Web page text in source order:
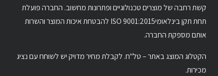
קשת רחבה של מוצרים טכנולוגיים ופתרונות מחשוב. החברה פועלת
תחת תקן בינלאומיISO 9001:2015 להבטחת איכות המוצר והשרות
אותם מספקת החברה.
הקטלוג המוצג באתר – טל"ח. לקבלת מחיר מדויק יש לשוחח עם נציג
מכירות.